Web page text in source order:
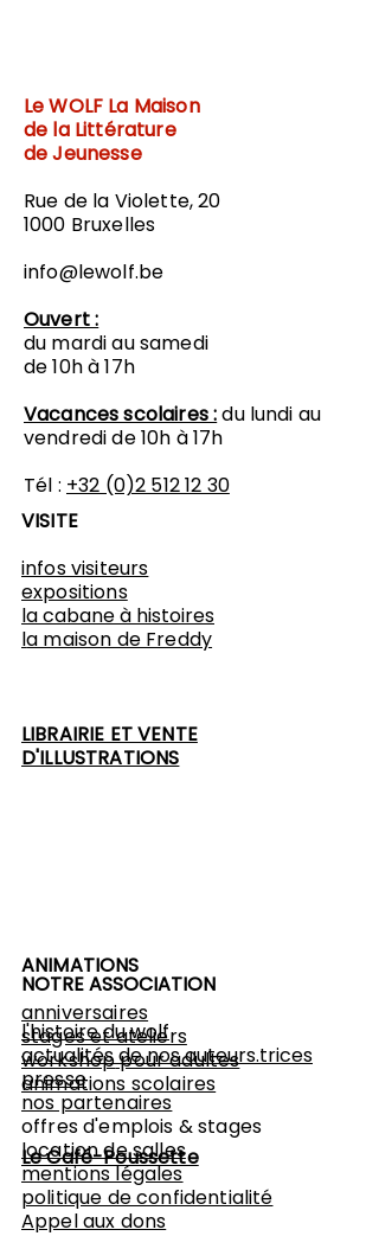
Le WOLF La Maison
de la Littérature
de Jeunesse
Rue de la Violette, 20
1000 Bruxelles
info@lewolf.be
Ouvert :
du mardi au samedi
de 10h à 17h
Vacances scolaires :du lundi au
vendredi de 10h à 17h
Tél : +32 (0)2 512 12 30
VISITE
infos visiteurs
expositions
​la cabane à histoires
la maison de Freddy
LIBRAIRIE ET VENTE
D'ILLUSTRATIONS
ANIMATIONS
anniversaires
stages et ateliers
workshoppour adultes
animations scolaires
Le Café-Poussette
NOTRE ASSOCIATION
l'histoire du wolf
actualités de nos auteurs.trices
presse
nos partenaires
offres d'emplois & stages
location de salles
mentions légales
politique de confidentialité
Appel aux dons